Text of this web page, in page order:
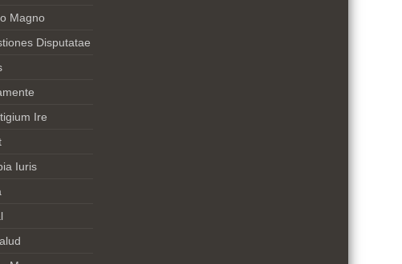
Magno
Disputatae
Ire
Iuris